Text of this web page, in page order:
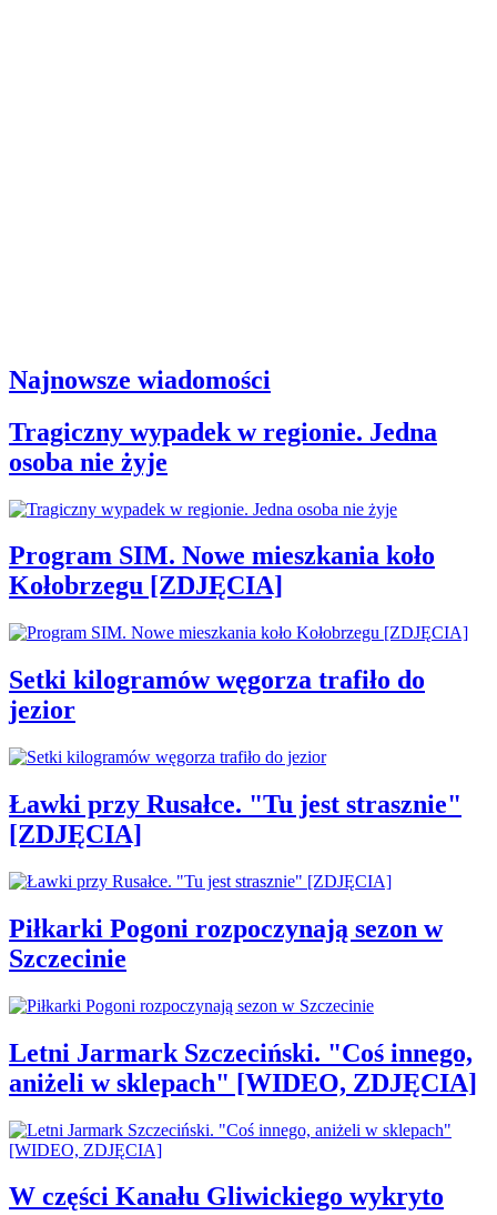
Najnowsze wiadomości
Tragiczny wypadek w regionie. Jedna
osoba nie żyje
Program SIM. Nowe mieszkania koło
Kołobrzegu [ZDJĘCIA]
Setki kilogramów węgorza trafiło do
jezior
Ławki przy Rusałce. "Tu jest strasznie"
[ZDJĘCIA]
Piłkarki Pogoni rozpoczynają sezon w
Szczecinie
Letni Jarmark Szczeciński. "Coś innego,
aniżeli w sklepach" [WIDEO, ZDJĘCIA]
W części Kanału Gliwickiego wykryto